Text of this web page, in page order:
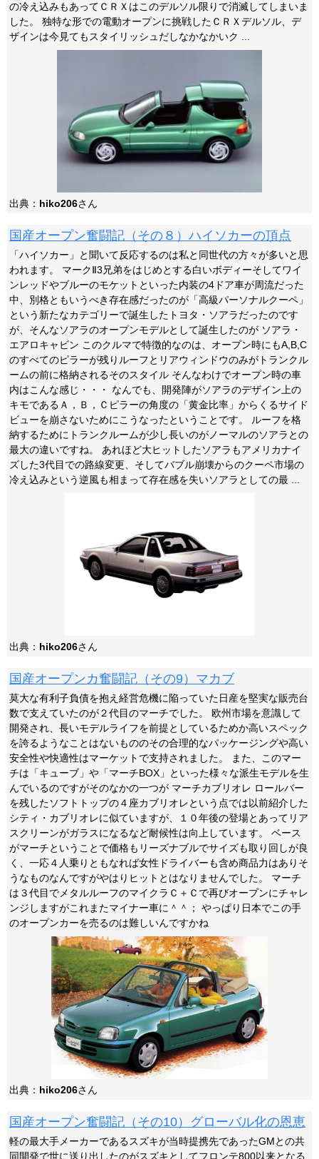
の冷え込みもあってＣＲＸはこのデルソル限りで消滅してしまいま
した。 独特な形での電動オープンに挑戦したＣＲＸデルソル、デ
ザインは今見てもスタイリッシュだしなかなかいク ...
出典： hiko206さん
国産オープン奮闘記（その８）ハイソカーの頂点
「ハイソカー」と聞いて反応するのは私と同世代の方々が多いと思
われます。 マークⅡ3兄弟をはじめとする白いボディーそしてワイ
ンレッドやブルーのモケットといった内装の4ドア車が周流だった
中、別格ともいうべき存在感だったのが「高級パーソナルクーペ」
という新たなカテゴリーで誕生したトヨタ・ソアラだったのです
が、そんなソアラのオープンモデルとして誕生したのが ソアラ・
エアロキャビン このクルマで特徴的なのは、オープン時にもA,B,C
のすべてのピラーが残りルーフとリアウィンドウのみがトランクル
ームの前に格納されるそのスタイル そんなわけでオープン時の車
内はこんな感じ・・・ なんでも、開発陣がソアラのデザイン上の
キモであるＡ，Ｂ，Ｃピラーの角度の「黄金比率」からくるサイド
ビューを崩さないためにこうなったということです。 ルーフを格
納するためにトランクルームが少し長いのがノーマルのソアラとの
最大の違いですね。 あれほど大ヒットしたソアラもアメリカナイ
ズした3代目での路線変更、そしてバブル崩壊からのクーペ市場の
冷え込みという逆風も相まって存在感を失いソアラとしての最 ...
出典： hiko206さん
国産オープンカ奮闘記（その9）マカブ
莫大な有利子負債を抱え経営危機に陥っていた日産を堅実な販売台
数で支えていたのが２代目のマーチでした。 欧州市場を意識して
開発され、長いモデルライフを前提としているためか高いスペック
を誇るようなことはないもののその合理的なパッケージングや高い
安全性や快適性はマーケットで支持されました。 また、このマー
チは「キューブ」や「マーチBOX」といった様々な派生モデルを生
んでいるのですがそのなかの一つが マーチカブリオレ ロールバー
を残したソフトトップの４座カブリオレという点では以前紹介した
シティ・カブリオレに似ていますが、１０年後の登場とあってリア
スクリーンがガラスになるなど耐候性は向上しています。 ベース
がマーチということで価格もリーズナブルでサイズも取り回しが良
く、一応４人乗りともなれば女性ドライバーも含め商品力はありそ
うなものなんですがやはりヒットとはなりませんでした。 マーチ
は３代目でメタルルーフのマイクラＣ＋Ｃで再びオープンにチャレ
ンジしますがこれまたマイナー車に＾＾； やっぱり日本でこの手
のオープンカーを売るのは難しいんですかね
出典： hiko206さん
国産オープン奮闘記（その10）グローバル化の恩恵
軽の最大手メーカーであるスズキが当時提携先であったGMとの共
同開発で世に送り出したのがスズキとしてフロンテ800以来となる